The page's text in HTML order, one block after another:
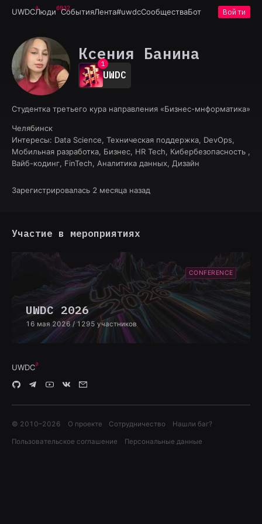
UWDCЛюди6932
СобытияЛента#uwdcСообществаБот Войти
Ксения Банина
0
1
2
3
5
8
9
UWDC
Студентка третьего кура направления «Бизнес-мнформатика»
Челябинск
Интересы: Data Science, Техническая поддержка, DevOps,
Мобильная разработка, Бизнес, HR Tech, Кибербезопасность ,
Вайб-кодинг, FinTech, Аналитика данных, Дизайн
Зарегистрировалась 2 месяца назад
Участие в мероприятиях
CONFERENCE
UWDC 2026
16 мая 2026 / 1295 участников
UWDC
© 2010–2026 О проекте Сотрудничество Нашли баг?
Пользовательское соглашение Персональные данные